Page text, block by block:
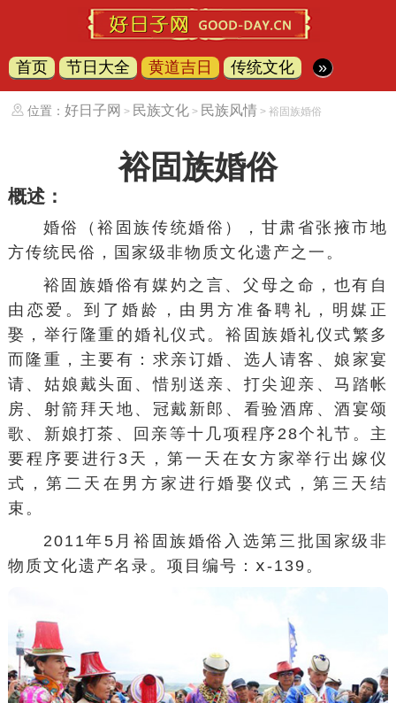
首页 节日大全 黄道吉日 传统文化 »
位置： 好日子网 > 民族文化> 民族风情 > 裕固族婚俗
裕固族婚俗
概述：
婚俗（裕固族传统婚俗），甘肃省张掖市地
方传统民俗，国家级非物质文化遗产之一。
裕固族婚俗有媒妁之言、父母之命，也有自
由恋爱。到了婚龄，由男方准备聘礼，明媒正
娶，举行隆重的婚礼仪式。裕固族婚礼仪式繁多
而隆重，主要有：求亲订婚、选人请客、娘家宴
请、姑娘戴头面、惜别送亲、打尖迎亲、马踏帐
房、射箭拜天地、冠戴新郎、看验酒席、酒宴颂
歌、新娘打茶、回亲等十几项程序28个礼节。主
要程序要进行3天，第一天在女方家举行出嫁仪
式，第二天在男方家进行婚娶仪式，第三天结
束。
2011年5月裕固族婚俗入选第三批国家级非
物质文化遗产名录。项目编号：ⅹ-139。